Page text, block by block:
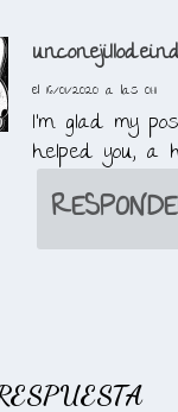
el 16/01/2020 a las 01:11
I’m glad my
helped you, a